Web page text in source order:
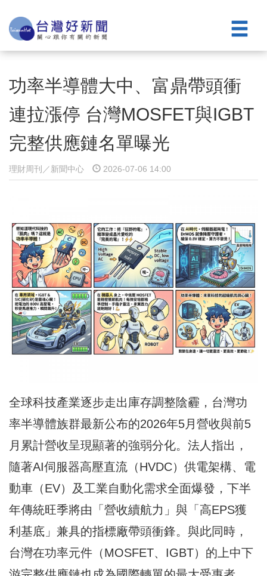
功率半導體大中、富鼎帶頭衝
連拉漲停 台灣MOSFET與IGBT
完整供應鏈名單曝光
理財周刊／新聞中心 2026-07-06 14:00
全球科技產業逐步走出庫存調整陰霾，台灣功
率半導體族群最新公布的2026年5月營收與前5
月累計營收呈現顯著的強弱分化。法人指出，
隨著AI伺服器高壓直流（HVDC）供電架構、電
動車（EV）及工業自動化需求全面爆發，下半
年傳統旺季將由「營收續航力」與「高EPS獲
利基底」兼具的指標廠帶頭衝鋒。與此同時，
台灣在功率元件（MOSFET、IGBT）的上中下